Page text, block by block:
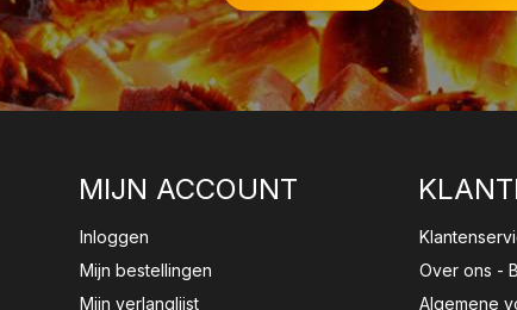
MIJN ACCOUNT
Inloggen
Mijn bestellingen
Mijn verlanglijst
Over ons -
Algemene